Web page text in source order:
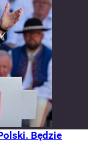
Będzie